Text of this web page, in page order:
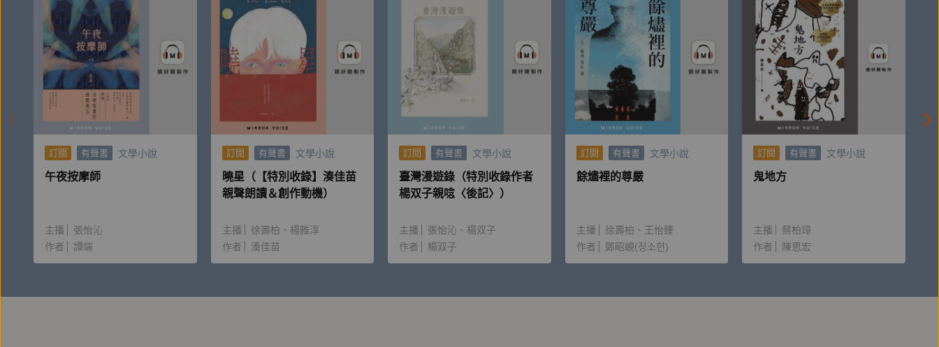
訂閱 有聲書 文學小說
午夜按摩師
主播
張怡沁
作者
譚端
訂閱 有聲書 文學小說
曉星（【特別收錄】湊佳苗
親聲朗讀＆創作動機）
主播 徐壽柏
楊雅淳
作者
湊佳苗
訂閱 有聲書 文學小說
臺灣漫遊錄（特別收錄作者
楊双子親唸〈後記〉）
主播 張怡沁
楊双子
作者
楊双子
訂閱 有聲書 文學小說
餘燼裡的尊嚴
主播 徐壽柏
王怡臻
作者
鄭昭峴(정소현)
訂閱 有聲書 文學小說
鬼地方
主播
蔡柏璋
作者
陳思宏